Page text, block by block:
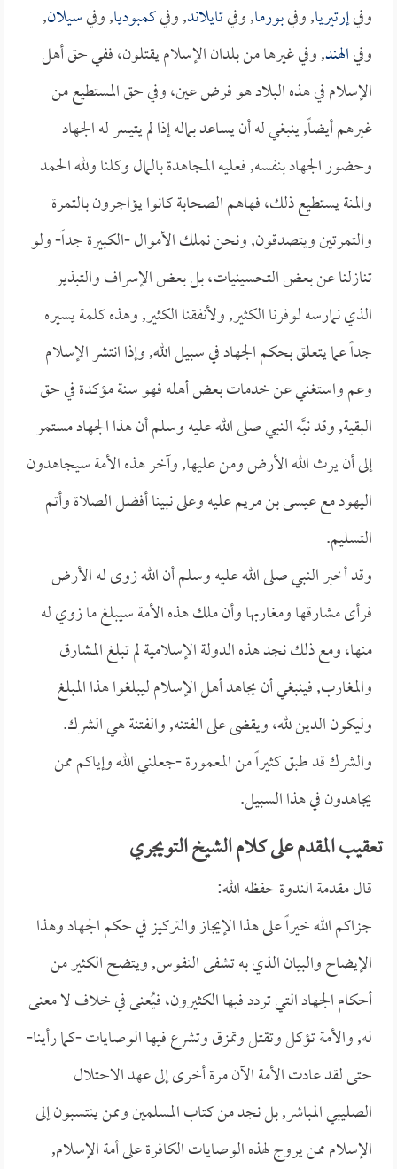
وفيإرتيريا, وفيبورما, وفيتايلاند, وفيكمبوديا, وفيسيلان,
وفيالهند, وفي غيرها من بلدان الإسلام يقتلون، ففي حق أهل
الإسلام في هذه البلاد هو فرض عين، وفي حق المستطيع من
غيرهم أيضاً, ينبغي له أن يساعد بماله إذا لم يتيسر له الجهاد
وحضور الجهاد بنفسه, فعليه المجاهدة بالمال وكلنا ولله الحمد
والمنة يستطيع ذلك، فهاهم الصحابة كانوا يؤاجرون بالتمرة
والتمرتين ويتصدقون, ونحن نملك الأموال -الكبيرة جداً- ولو
تنازلنا عن بعض التحسينيات، بل بعض الإسراف والتبذير
الذي نمارسه لوفرنا الكثير, ولأنفقنا الكثير, وهذه كلمة يسيره
جداً عما يتعلق بحكم الجهاد في سبيل الله, وإذا انتشر الإسلام
وعم واستغني عن خدمات بعض أهله فهو سنة مؤكدة في حق
البقية, وقد نبَّه النبي صلى الله عليه وسلم أن هذا الجهاد مستمر
إلى أن يرث الله الأرض ومن عليها, وآخر هذه الأمة سيجاهدون
اليهود مع عيسى بن مريم عليه وعلى نبينا أفضل الصلاة وأتم
التسليم.
وقد أخبر النبي صلى الله عليه وسلم أن الله زوى له الأرض
فرأى مشارقها ومغاربها وأن ملك هذه الأمة سيبلغ ما زوي له
منها، ومع ذلك نجد هذه الدولة الإسلامية لم تبلغ المشارق
والمغارب, فينبغي أن يجاهد أهل الإسلام ليبلغوا هذا المبلغ
وليكون الدين لله، ويقضى على الفتنه, والفتنة هي الشرك.
والشرك قد طبق كثيراً من المعمورة -جعلني الله وإياكم ممن
يجاهدون في هذا السبيل.
تعقيب المقدم على كلام الشيخ التويجري
قال مقدمة الندوة حفظه الله:
جزاكم الله خيراً على هذا الإيجاز والتركيز في حكم الجهاد وهذا
الإيضاح والبيان الذي به تشفى النفوس, ويتضح الكثير من
أحكام الجهاد التي تردد فيها الكثيرون، فيُعنى في خلاف لا معنى
له, والأمة تؤكل وتقتل وتمزق وتشرع فيها الوصايات -كما رأينا-
حتى لقد عادت الأمة الآن مرة أخرى إلى عهد الاحتلال
الصليبي المباشر, بل نجد من كتاب المسلمين وممن ينتسبون إلى
الإسلام ممن يروج لهذه الوصايات الكافرة على أمة الإسلام,